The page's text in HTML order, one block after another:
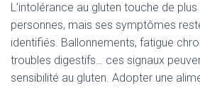
L’intolérance au gluten touche de
personnes, mais ses symptômes
identifiés. Ballonnements, fatigue
troubles digestifs… ces signaux
sensibilité au gluten. Adopter une